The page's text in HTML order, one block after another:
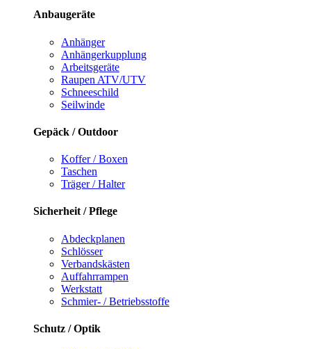
Anbaugeräte
Anhänger
Anhängerkupplung
Arbeitsgeräte
Raupen ATV/UTV
Schneeschild
Seilwinde
Gepäck / Outdoor
Koffer / Boxen
Taschen
Träger / Halter
Sicherheit / Pflege
Abdeckplanen
Schlösser
Verbandskästen
Auffahrrampen
Werkstatt
Schmier- / Betriebsstoffe
Schutz / Optik